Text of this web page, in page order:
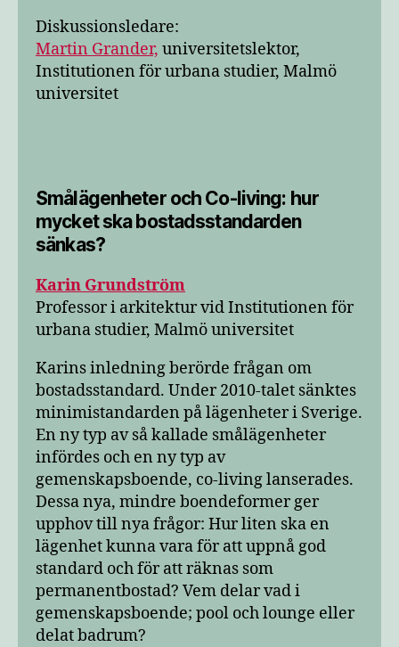
Diskussionsledare:
Martin Grander, universitetslektor,
Institutionen för urbana studier, Malmö
universitet
Smålägenheter och Co-living: hur
mycket ska bostadsstandarden
sänkas?
Karin Grundström
Professor i arkitektur vid Institutionen för
urbana studier, Malmö universitet
Karins inledning berörde frågan om
bostadsstandard. Under 2010-talet sänktes
minimistandarden på lägenheter i Sverige.
En ny typ av så kallade smålägenheter
infördes och en ny typ av
gemenskapsboende, co-living lanserades.
Dessa nya, mindre boendeformer ger
upphov till nya frågor: Hur liten ska en
lägenhet kunna vara för att uppnå god
standard och för att räknas som
permanentbostad? Vem delar vad i
gemenskapsboende; pool och lounge eller
delat badrum?